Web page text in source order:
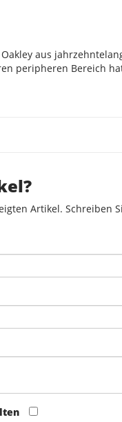
aus
peripheren Bereich
Artikel. Schreiben